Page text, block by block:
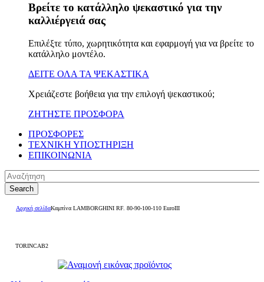
Βρείτε το κατάλληλο ψεκαστικό για την
καλλιέργειά σας
Επιλέξτε τύπο, χωρητικότητα και εφαρμογή για να βρείτε το
κατάλληλο μοντέλο.
ΔΕΙΤΕ ΟΛΑ ΤΑ ΨΕΚΑΣΤΙΚΑ
Χρειάζεστε βοήθεια για την επιλογή ψεκαστικού;
ΖΗΤΗΣΤΕ ΠΡΟΣΦΟΡΑ
ΠΡΟΣΦΟΡΕΣ
ΤΕΧΝΙΚΗ ΥΠΟΣΤΗΡΙΞΗ
ΕΠΙΚΟΙΝΩΝΙΑ
Search
Αρχική σελίδαΚαμπίνα LAMBORGHINI RF. 80-90-100-110 EuroIII
TORINCAB2